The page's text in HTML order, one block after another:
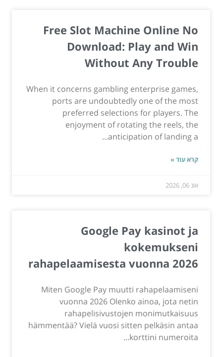
Free Slot Machine Online No
Download: Play and Win
Without Any Trouble
When it concerns gambling enterprise games,
ports are undoubtedly one of the most
preferred selections for players. The
enjoyment of rotating the reels, the
anticipation of landing a...
קרא עוד »
אוג 06, 2026
Google Pay kasinot ja
kokemukseni
rahapelaamisesta vuonna 2026
Miten Google Pay muutti rahapelaamiseni
vuonna 2026 Olenko ainoa, jota netin
rahapelisivustojen monimutkaisuus
hämmentää? Vielä vuosi sitten pelkäsin antaa
korttini numeroita...